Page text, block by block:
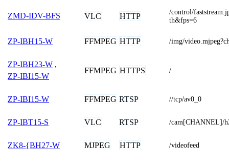
ZMD-IDV-BFS VLC HTTP
/control/
th&fps=6
ZP-IBH15-W FFMPEG HTTP /img/
ZP-IBH23-W ,
ZP-IBI15-W
FFMPEG HTTPS /
ZP-IBI15-W FFMPEG RTSP //tcp/av0_0
ZP-IBT15-S VLC RTSP /cam[CHANNEL]/
ZK8-{BH27-W MJPEG HTTP /videofeed